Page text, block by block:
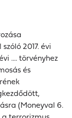
2017. évi
.... törvényhez
és
(Moneyval 6.